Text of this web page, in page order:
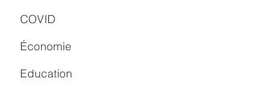
COVID
Économie
Education